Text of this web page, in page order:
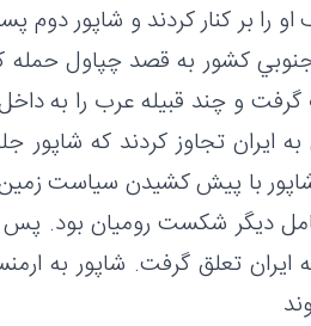
را بر كنار كردند و شاپور دوم
كشور به قصد چپاول حمله
گرفت و چند قبيله عرب را به
تجاوز كردند كه شاپور
كرد و شاپور با پيش كشيدن سياست
ديگر شكست روميان بود. پس
ايران تعلق گرفت. شاپور به